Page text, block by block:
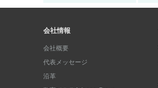
会社情報
会社概要
代表メッセージ
沿革